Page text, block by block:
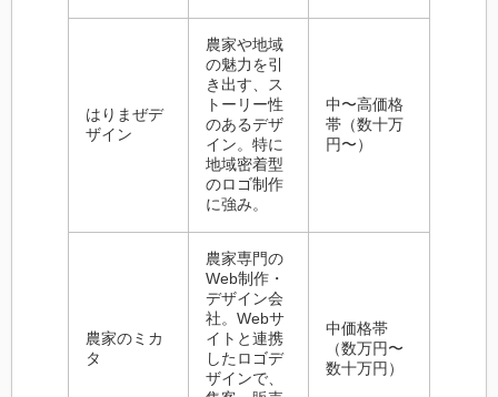
はりまぜデ
ザイン
農家や地域
の魅力を引
き出す、ス
トーリー性
のあるデザ
イン。特に
地域密着型
のロゴ制作
に強み。
中〜高価格
帯（数十万
円〜）
農家のミカ
タ
農家専門の
Web制作・
デザイン会
社。Webサ
イトと連携
したロゴデ
ザインで、
中価格帯
（数万円〜
数十万円）